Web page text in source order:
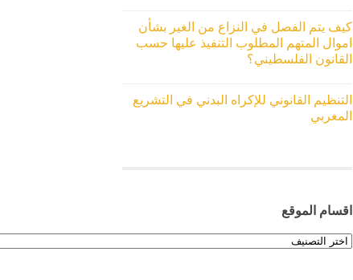
كيف يتم الفصل في النزاع من الغير بشأن
اموال المتهم المطلوب التنفيذ عليها حسب
القانون الفلسطيني؟
التنظيم القانوني للإكراه البدني في التشريع
المغربي
اقسام الموقع
اقسام
الموقع